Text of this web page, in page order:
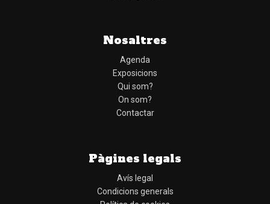
Nosaltres
Agenda
Exposicions
Qui som?
On som?
Contactar
Pàgines legals
Avís legal
Condicions generals